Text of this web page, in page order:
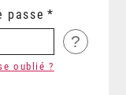
passe
?
oublié ?